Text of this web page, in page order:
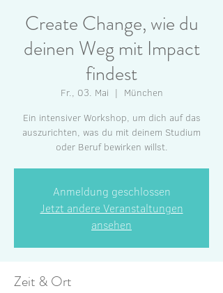
Create Change, wie du
deinen Weg mit Impact
findest
Fr., 03. Mai
  |
München
Ein intensiver Workshop, um dich auf das
auszurichten, was du mit deinem Studium
oder Beruf bewirken willst.
Anmeldung geschlossen
Jetzt andere Veranstaltungen
ansehen
Zeit & Ort